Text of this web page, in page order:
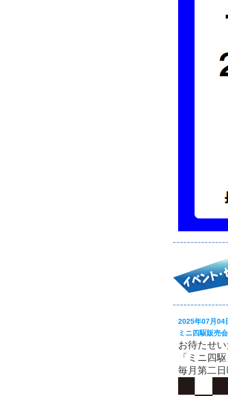
2025年07月04
ミニ四駆販売
お待たせ
「ミニ四
毎月第二